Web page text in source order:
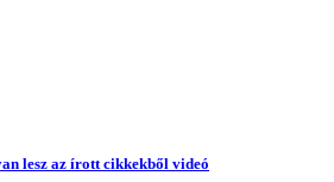
lesz az írott cikkekből videó